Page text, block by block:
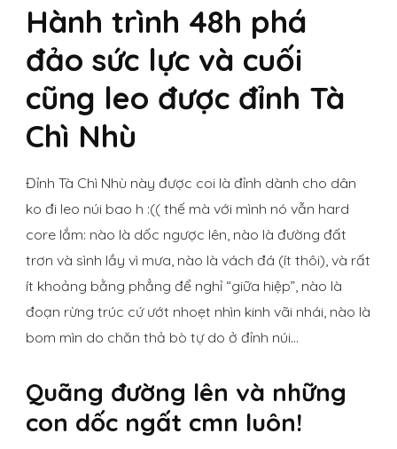
Hành trình 48h phá
đảo sức lực và cuối
cũng leo được đỉnh Tà
Chì Nhù
Đỉnh Tà Chì Nhù này được coi là đỉnh dành cho dân
ko đi leo núi bao h :(( thế mà với mình nó vẫn hard
core lắm: nào là dốc ngược lên, nào là đường đất
trơn và sình lầy vì mưa, nào là vách đá (ít thôi), và rất
ít khoảng bằng phẳng để nghỉ “giữa hiệp”, nào là
đoạn rừng trúc cứ ướt nhoẹt nhìn kinh vãi nhái, nào là
bom mìn do chăn thả bò tự do ở đỉnh núi…
Quãng đường lên và những
con dốc ngất cmn luôn!